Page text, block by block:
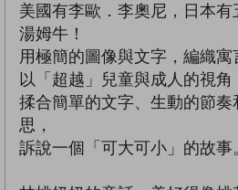
美國有李歐．李奧尼，日本
湯姆牛！
用極簡的圖像與文字，編織寓
以「超越」兒童與成人的視角
揉合簡單的文字、生動的節奏
思，
訴說一個「可大可小」的故事